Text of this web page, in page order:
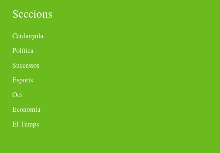
Seccions
Cerdanyola
Política
Successos
Esports
Oci
Economia
El Temps